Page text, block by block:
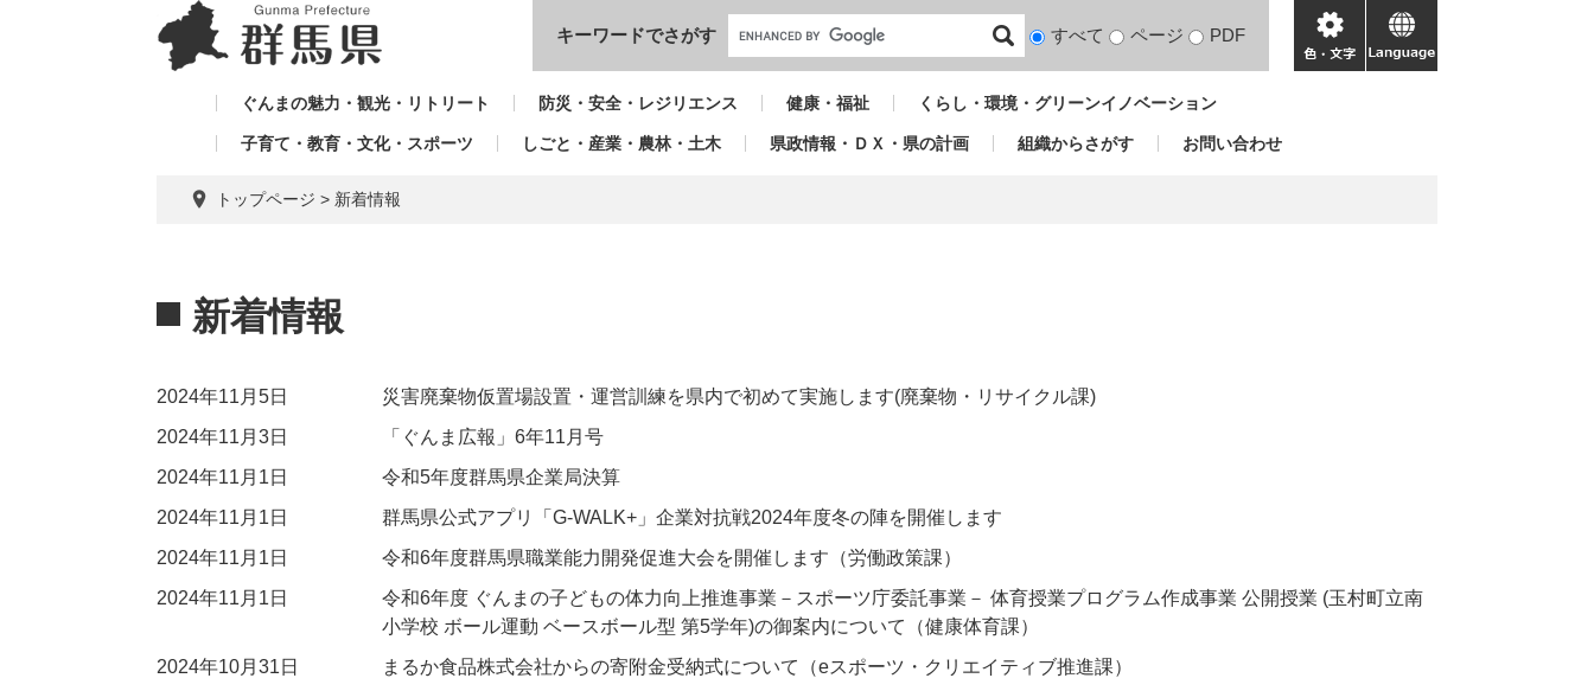
本文へ
キーワードでさがす
検
対
すべて ページ PDF
色・
文
language
ぐんまの魅力・観光・リトリート 防災・安全・レジリエンス 健康・福祉 くらし・環境・グリーンイノベーション
子育て・教育・文化・スポーツ しごと・産業・農林・土木 県政情報・ＤＸ・県の計画 組織からさがす お問い合わせ
トップページ > 新着情報
文
新着情報
2024年11月5日
災害廃棄物仮置場設置・運営訓練を県内で初めて実施します(廃棄物・リサイクル課)
2024年11月3日
「ぐんま広報」6年11月号
2024年11月1日
令和5年度群馬県企業局決算
2024年11月1日
群馬県公式アプリ「G-WALK+」企業対抗戦2024年度冬の陣を開催します
2024年11月1日
令和6年度群馬県職業能力開発促進大会を開催します（労働政策課）
2024年11月1日
令和6年度 ぐんまの子どもの体力向上推進事業－スポーツ庁委託事業－ 体育授業プログラム作成事業 公開授業 (玉村町立南
小学校 ボール運動 ベースボール型 第5学年)の御案内について（健康体育課）
2024年10月31日
まるか食品株式会社からの寄附金受納式について（eスポーツ・クリエイティブ推進課）